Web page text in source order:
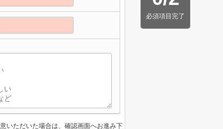
必須項目完了
いただいた場合は、確認画面へお進み下